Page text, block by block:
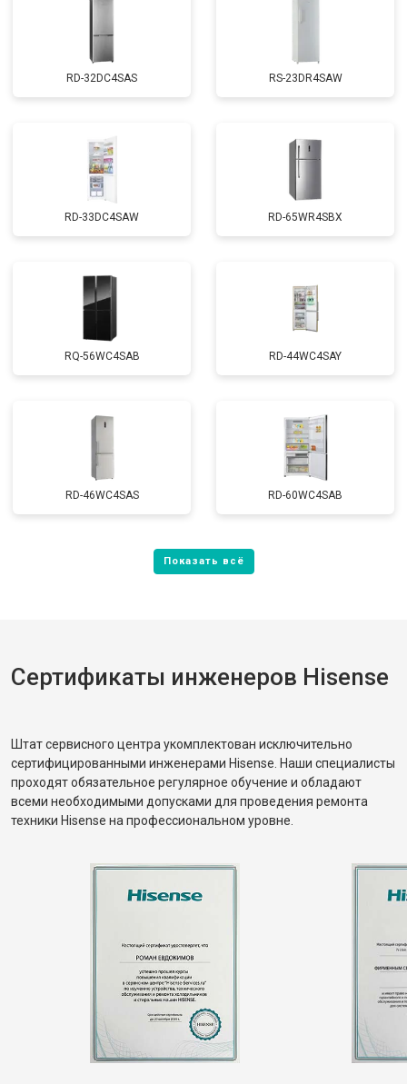
RD-32DC4SAS RS-23DR4SAW
RD-33DC4SAW RD-65WR4SBX
RQ-56WC4SAB RD-44WC4SAY
RD-46WC4SAS RD-60WC4SAB
Сертификаты инженеров Hisense
Штат сервисного центра укомплектован исключительно
сертифицированными инженерами Hisense. Наши специалисты
проходят обязательное регулярное обучение и обладают
всеми необходимыми допусками для проведения ремонта
техники Hisense на профессиональном уровне.